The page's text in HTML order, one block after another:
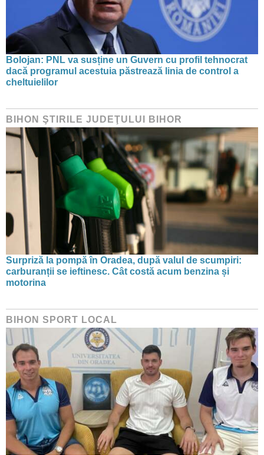
Bolojan: PNL va susține un Guvern cu profil tehnocrat
dacă programul acestuia păstrează linia de control a
cheltuielilor
BIHON ŞTIRILE JUDEŢULUI BIHOR
Surpriză la pompă în Oradea, după valul de scumpiri:
carburanții se ieftinesc. Cât costă acum benzina și
motorina
BIHON SPORT LOCAL